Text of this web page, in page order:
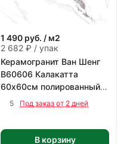
1 490 руб. / м2
2 682 ₽ / упак
Керамогранит Ван Шенг
В60606 Калакатта
60х60см полированный
цвет бело-серый 1,8 м2/
5 Под заказ от 2 дней
В корзину